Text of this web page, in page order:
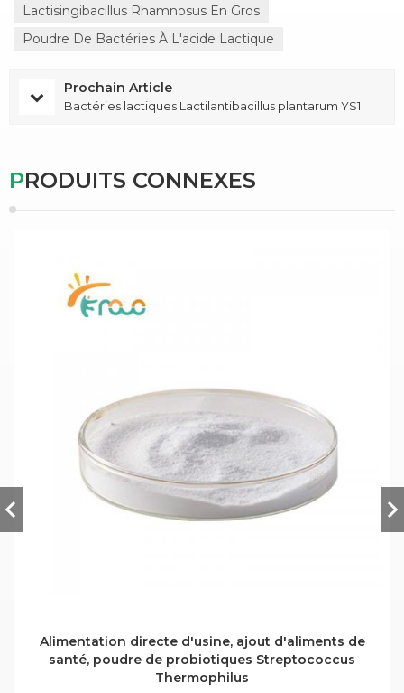
Lactisingibacillus Rhamnosus En Gros
Poudre De Bactéries À L'acide Lactique
Prochain Article
Bactéries lactiques Lactilantibacillus plantarum YS1
PRODUITS CONNEXES
Alimentation directe d'usine, ajout d'aliments de
santé, poudre de probiotiques Streptococcus
Thermophilus